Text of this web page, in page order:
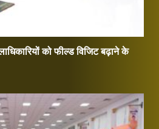
को फील्ड विजिट बढ़ाने के